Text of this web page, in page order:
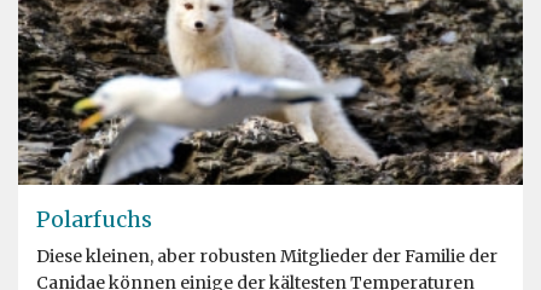
Polarfuchs
Diese kleinen, aber robusten Mitglieder der Familie der
Canidae können einige der kältesten Temperaturen